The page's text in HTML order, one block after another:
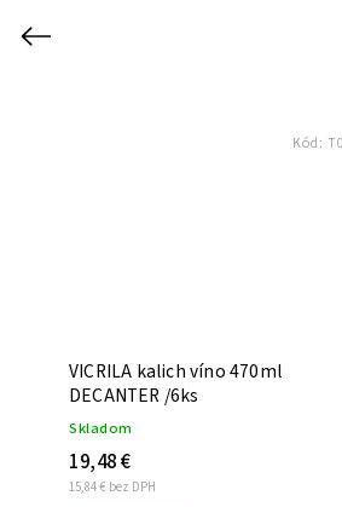
Previous
VICRILA kalich víno 470ml
DECANTER /6ks
Skladom
15,84 € bez DPH
19,48 €
Kód: